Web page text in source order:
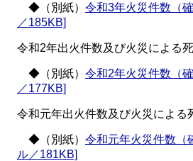
◆（別紙） 令和3年火災件数（
／185KB]
令和2年出火件数及び火災による
◆（別紙） 令和2年火災件数（
／177KB]
令和元年出火件数及び火災による
◆（別紙） 令和元年火災件数（
ル／181KB]